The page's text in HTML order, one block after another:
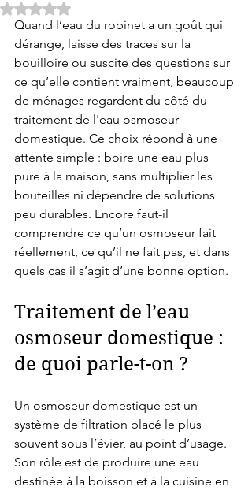
Noté NaN étoiles sur 5.
Quand l’eau du robinet a un goût qui
dérange, laisse des traces sur la
bouilloire ou suscite des questions sur
ce qu’elle contient vraiment, beaucoup
de ménages regardent du côté du
traitement de l'eau osmoseur
domestique. Ce choix répond à une
attente simple : boire une eau plus
pure à la maison, sans multiplier les
bouteilles ni dépendre de solutions
peu durables. Encore faut-il
comprendre ce qu’un osmoseur fait
réellement, ce qu’il ne fait pas, et dans
quels cas il s’agit d’une bonne option.
Traitement de l’eau
osmoseur domestique :
de quoi parle-t-on ?
Un osmoseur domestique est un
système de filtration placé le plus
souvent sous l’évier, au point d’usage.
Son rôle est de produire une eau
destinée à la boisson et à la cuisine en